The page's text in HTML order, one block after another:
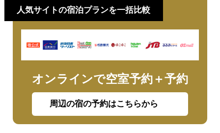
人気サイトの宿泊プランを一括比較
オンラインで空室予約＋予約
周辺の宿の予約はこちらから